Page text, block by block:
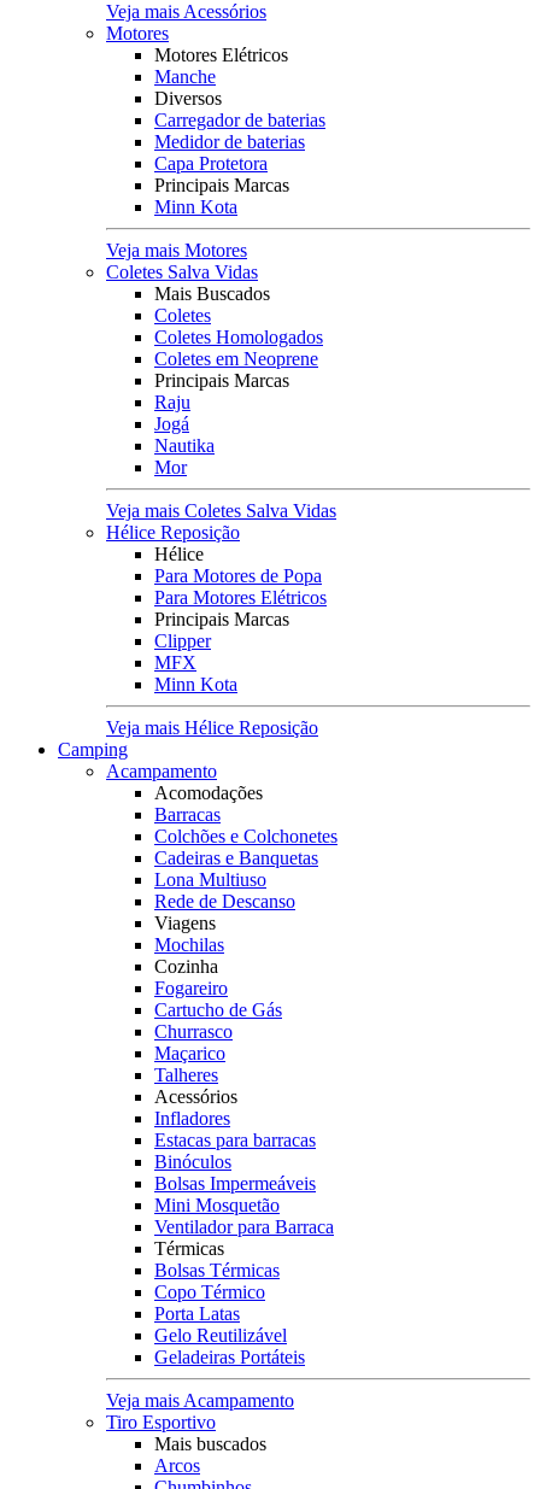
Veja mais Acessórios
Motores
Motores Elétricos
Manche
Diversos
Carregador de baterias
Medidor de baterias
Capa Protetora
Principais Marcas
Minn Kota
Veja mais Motores
Coletes Salva Vidas
Mais Buscados
Coletes
Coletes Homologados
Coletes em Neoprene
Principais Marcas
Raju
Jogá
Nautika
Mor
Veja mais Coletes Salva Vidas
Hélice Reposição
Hélice
Para Motores de Popa
Para Motores Elétricos
Principais Marcas
Clipper
MFX
Minn Kota
Veja mais Hélice Reposição
Camping
Acampamento
Acomodações
Barracas
Colchões e Colchonetes
Cadeiras e Banquetas
Lona Multiuso
Rede de Descanso
Viagens
Mochilas
Cozinha
Fogareiro
Cartucho de Gás
Churrasco
Maçarico
Talheres
Acessórios
Infladores
Estacas para barracas
Binóculos
Bolsas Impermeáveis
Mini Mosquetão
Ventilador para Barraca
Térmicas
Bolsas Térmicas
Copo Térmico
Porta Latas
Gelo Reutilizável
Geladeiras Portáteis
Veja mais Acampamento
Tiro Esportivo
Mais buscados
Arcos